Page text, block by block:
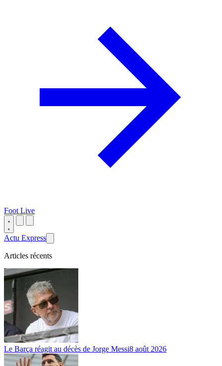
Foot Live
Actu Express
Articles récents
Le Barça réagit au décès de Jorge Messi8 août 2026